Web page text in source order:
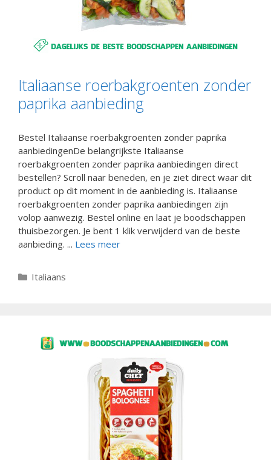
Italiaanse roerbakgroenten zonder
paprika aanbieding
Bestel Italiaanse roerbakgroenten zonder paprika
aanbiedingenDe belangrijkste Italiaanse
roerbakgroenten zonder paprika aanbiedingen direct
bestellen? Scroll naar beneden, en je ziet direct waar dit
product op dit moment in de aanbieding is. Italiaanse
roerbakgroenten zonder paprika aanbiedingen zijn
volop aanwezig. Bestel online en laat je boodschappen
thuisbezorgen. Je bent 1 klik verwijderd van de beste
aanbieding. ... Lees meer
Categorieën
Italiaans